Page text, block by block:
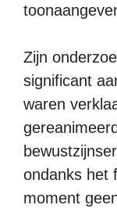
Zijn
significant
waren
ondanks het
moment